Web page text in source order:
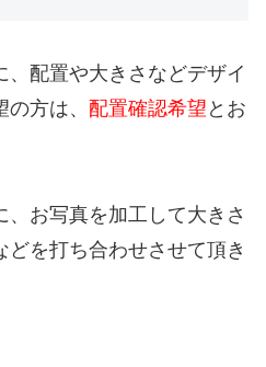
、配置や大きさなどデザイ
方は、 配置確認希望 とお
、お写真を加工して大きさ
を打ち合わせさせて頂き